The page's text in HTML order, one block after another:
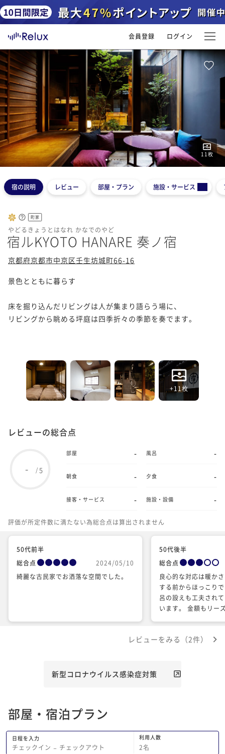
会員登録 ログイン
11 枚
12345
宿の説明 レビュー 部屋・プラン 施設・サービス
町家
やどるきょうとはなれ かなでのやど
宿ルKYOTO HANARE 奏ノ宿
京都府京都市中京区壬生坊城町66-16
景色とともに暮らす
床を掘り込んだリビングは人が集まり語らう場に、
リビングから眺める坪庭は四季折々の季節を奏でます。
+11枚
レビューの総合点
- /5
部屋 - 風呂 -
朝食 - 夕食 -
接客・サービス - 施設・設備 -
評価が所定件数に満たない為総合点は算出されません
50代前半
総合点
2024/05/10
綺麗な古民家でお洒落な空間でした。
50代後半
総合点
良心的な対応は暖か
する前からほっこり
呂の設えも工夫され
います。 金額もリー
けコストをかけても
今後さらに良いお宿
レビューをみる（2件）
新型コロナウイルス感染症対策
部屋・宿泊プラン
日程を入力
チェックイン − チェックアウト
利用人数
2名